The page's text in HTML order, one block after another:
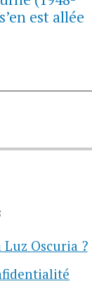
est allée
Oscuria ?